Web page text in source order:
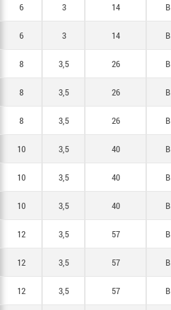
6 3 14 B
6 3 14 B
8 3,5 26 B
8 3,5 26 B
8 3,5 26 B
10 3,5 40 B
10 3,5 40 B
10 3,5 40 B
12 3,5 57 B
12 3,5 57 B
12 3,5 57 B